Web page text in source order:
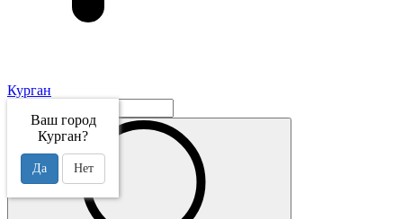
Курган
Ваш город
Курган?
Да Нет